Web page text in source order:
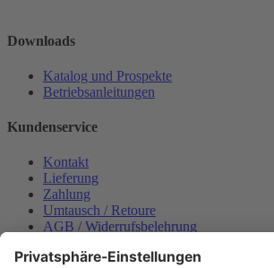
Downloads
Katalog und Prospekte
Betriebsanleitungen
Kundenservice
Kontakt
Lieferung
Zahlung
Umtausch / Retoure
AGB / Widerrufsbelehrung
Datenschutzerklärung